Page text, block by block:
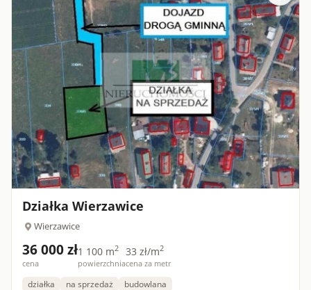
Działka Wierzawice
Wierzawice
36 000 zł
cena
1 100 m2
powierzchnia
33 zł/m2
cena za metr
działka na sprzedaż budowlana